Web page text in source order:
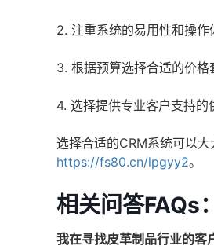
2. 注重系统的易用性和操作
3. 根据预算选择合适的价格
4. 选择提供专业客户支持的
选择合适的CRM系统可以
https://fs80.cn/lpgyy2。
相关问答FAQs：
我在寻找皮革制品行业的客